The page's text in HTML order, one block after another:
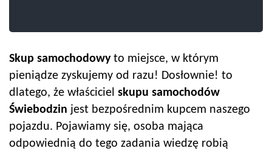
Skup samochodowyto miejsce, w którym
pieniądze zyskujemy od razu! Dosłownie! to
dlatego, że właściciel skupu samochodów
Świebodzin jest bezpośrednim kupcem naszego
pojazdu. Pojawiamy się, osoba mająca
odpowiednią do tego zadania wiedzę robią